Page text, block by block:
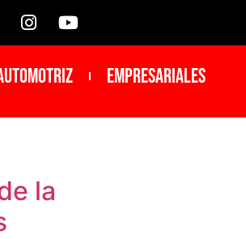
Empresariales
la